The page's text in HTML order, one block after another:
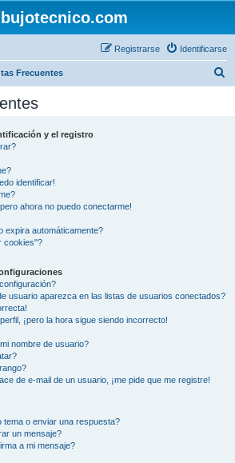
Identificarse
Registrarse
Frecuentes
y el registro
identificar!
ahora no puedo conectarme!
expira automáticamente?
cookies"?
usuario aparezca en las listas de usuarios conectados?
¡pero la hora sigue siendo incorrecto!
nombre de usuario?
de e-mail de un usuario, ¡me pide que me registre!
o enviar una respuesta?
un mensaje?
a mi mensaje?